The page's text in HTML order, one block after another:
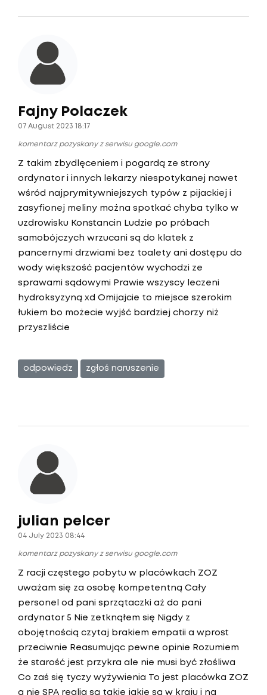
Fajny Polaczek
07 August 2023 18:17
komentarz pozyskany z serwisu google.com
Z takim zbydlęceniem i pogardą ze strony
ordynator i innych lekarzy niespotykanej nawet
wśród najprymitywniejszych typów z pijackiej i
zasyfionej meliny można spotkać chyba tylko w
uzdrowisku Konstancin Ludzie po próbach
samobójczych wrzucani są do klatek z
pancernymi drzwiami bez toalety ani dostępu do
wody większość pacjentów wychodzi ze
sprawami sądowymi Prawie wszyscy leczeni
hydroksyzyną xd Omijajcie to miejsce szerokim
łukiem bo możecie wyjść bardziej chorzy niż
przyszliście
odpowiedz zgłoś naruszenie
julian pelcer
04 July 2023 08:44
komentarz pozyskany z serwisu google.com
Z racji częstego pobytu w placówkach ZOZ
uważam się za osobę kompetentną Cały
personel od pani sprzątaczki aż do pani
ordynator 5 Nie zetknąłem się Nigdy z
obojętnością czytaj brakiem empatii a wprost
przeciwnie Reasumując pewne opinie Rozumiem
że starość jest przykra ale nie musi być złośliwa
Co zaś się tyczy wyżywienia To jest placówka ZOZ
a nie SPA realia są takie jakie są w kraju i na